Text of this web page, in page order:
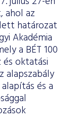
ahol az
határozat
Akadémia
a BÉT 100
és oktatási
alapszabály
és a